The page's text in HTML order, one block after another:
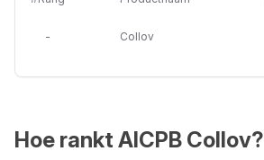
- Collov
Hoe rankt AICPB Collov?